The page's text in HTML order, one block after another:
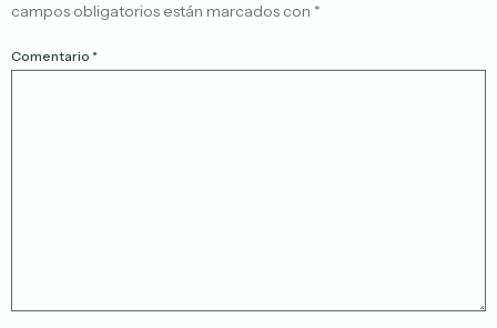
campos obligatorios están marcados con *
Comentario *